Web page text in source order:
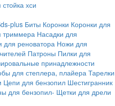
хси
plus Биты Коронки Коронки для
триммера Насадки для
для реноватора Ножи для
Патроны Пилки для
принадлежности
для степлера, плайера Тарелки
Цепи для бензопил Шестигранник
для бензопил- Щетки для дрели